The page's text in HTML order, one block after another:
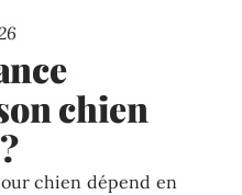
chien
chien dépend en